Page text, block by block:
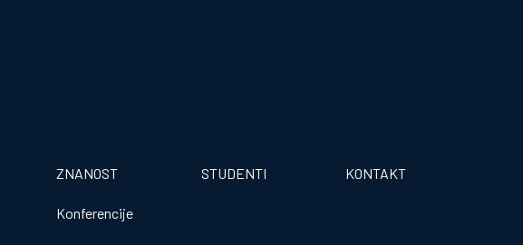
ZNANOST
Konferencije
STUDENTI KONTAKT